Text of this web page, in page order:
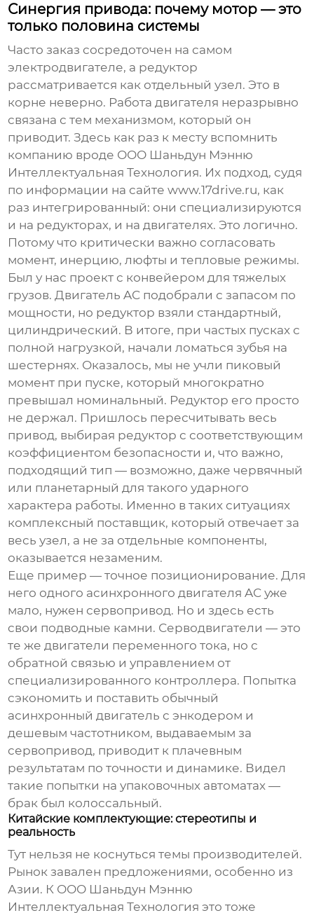
Синергия привода: почему мотор — это
только половина системы
Часто заказ сосредоточен на самом
электродвигателе, а редуктор
рассматривается как отдельный узел. Это в
корне неверно. Работа двигателя неразрывно
связана с тем механизмом, который он
приводит. Здесь как раз к месту вспомнить
компанию вроде ООО Шаньдун Мэнню
Интеллектуальная Технология. Их подход, судя
по информации на сайтеwww.17drive.ru, как
раз интегрированный: они специализируются
и на редукторах, и на двигателях. Это логично.
Потому что критически важно согласовать
момент, инерцию, люфты и тепловые режимы.
Был у нас проект с конвейером для тяжелых
грузов. Двигатель AC подобрали с запасом по
мощности, но редуктор взяли стандартный,
цилиндрический. В итоге, при частых пусках с
полной нагрузкой, начали ломаться зубья на
шестернях. Оказалось, мы не учли пиковый
момент при пуске, который многократно
превышал номинальный. Редуктор его просто
не держал. Пришлось пересчитывать весь
привод, выбирая редуктор с соответствующим
коэффициентом безопасности и, что важно,
подходящий тип — возможно, даже червячный
или планетарный для такого ударного
характера работы. Именно в таких ситуациях
комплексный поставщик, который отвечает за
весь узел, а не за отдельные компоненты,
оказывается незаменим.
Еще пример — точное позиционирование. Для
него одного асинхронного двигателя AC уже
мало, нужен сервопривод. Но и здесь есть
свои подводные камни. Серводвигатели — это
те же двигатели переменного тока, но с
обратной связью и управлением от
специализированного контроллера. Попытка
сэкономить и поставить обычный
асинхронный двигатель с энкодером и
дешевым частотником, выдаваемым за
сервопривод, приводит к плачевным
результатам по точности и динамике. Видел
такие попытки на упаковочных автоматах —
брак был колоссальный.
Китайские комплектующие: стереотипы и
реальность
Тут нельзя не коснуться темы производителей.
Рынок завален предложениями, особенно из
Азии. К ООО Шаньдун Мэнню
Интеллектуальная Технология это тоже